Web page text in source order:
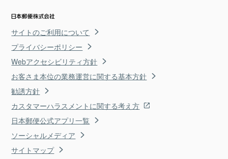
サイトのご利用について
プライバシーポリシー
Webアクセシビリティ方針
お客さま本位の業務運営に関する基本方針
勧誘方針
カスタマーハラスメントに関する考え方
日本郵便公式アプリ一覧
ソーシャルメディア
サイトマップ